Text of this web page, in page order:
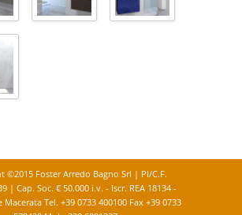
©2015 Foster Arredo Bagno Srl | PI/C.F.
| Cap. Soc. € 50.000 i.v. - Iscr. REA 18134 -
Macerata Tel. +39 0733 400100 Fax +39 0733